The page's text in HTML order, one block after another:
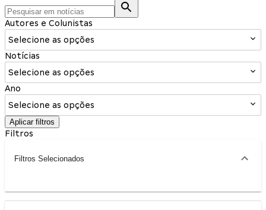
Autores e Colunistas
Selecione as opções
Notícias
Selecione as opções
Ano
Selecione as opções
Aplicar filtros
Filtros
Filtros Selecionados